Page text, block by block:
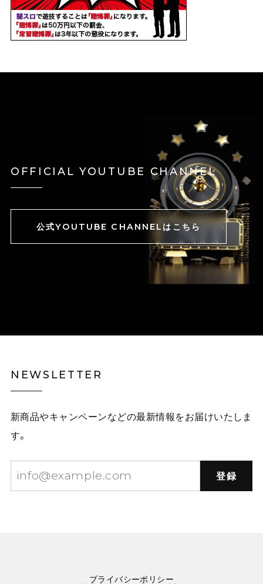
OFFICIAL YOUTUBE CHANNEL
公式YOUTUBE CHANNELはこちら
NEWSLETTER
新商品やキャンペーンなどの最新情報をお届けいたしま
す。
登録
プライバシーポリシー